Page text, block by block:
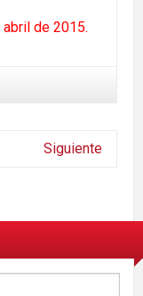
de 2015.
Siguiente